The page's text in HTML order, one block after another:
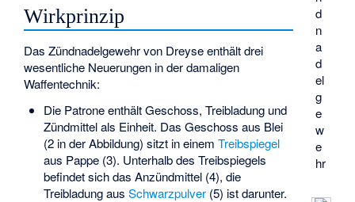
d
n
a
d
el
g
e
w
e
hr
Wirkprinzip
Das Zündnadelgewehr von Dreyse enthält drei
wesentliche Neuerungen in der damaligen
Waffentechnik:
Die Patrone enthält Geschoss, Treibladung und
Zündmittel als Einheit. Das Geschoss aus Blei
(2 in der Abbildung) sitzt in einem Treibspiegel
aus Pappe (3). Unterhalb des Treibspiegels
befindet sich das Anzündmittel (4), die
Treibladung aus Schwarzpulver(5) ist darunter.